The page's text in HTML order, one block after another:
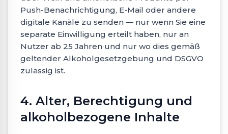
Push-Benachrichtigung, E-Mail oder andere
digitale Kanäle zu senden — nur wenn Sie eine
separate Einwilligung erteilt haben, nur an
Nutzer ab 25 Jahren und nur wo dies gemäß
geltender Alkoholgesetzgebung und DSGVO
zulässig ist.
4. Alter, Berechtigung und
alkoholbezogene Inhalte